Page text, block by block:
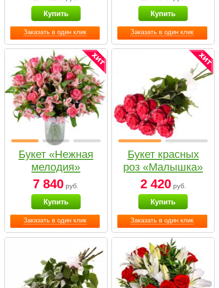
Заказать в один клик
Купить
Заказать в один клик
Купить
Заказать в один клик
Букет «Нежная
мелодия»
7 840 руб.
Купить
Заказать в один клик
Букет красных
роз «Малышка»
2 420руб.
Купить